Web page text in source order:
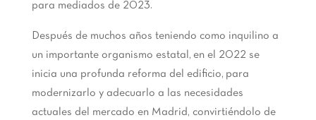
para mediados de 2023.
Después de muchos años teniendo como inquilino a
un importante organismo estatal, en el 2022 se
inicia una profunda reforma del edificio, para
modernizarlo y adecuarlo a las necesidades
actuales del mercado en Madrid, convirtiéndolo de